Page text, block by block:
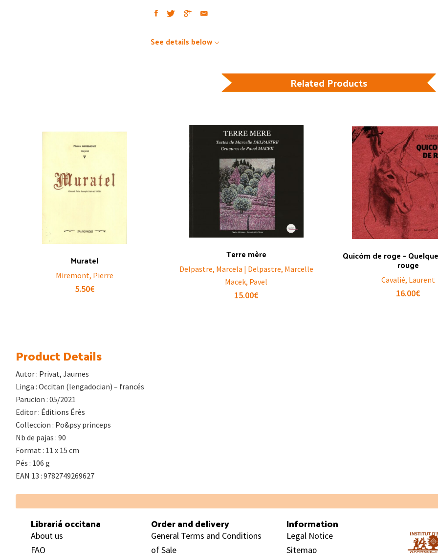
See details below
Related Products
Muratel
Miremont, Pierre
5.50€
Terre mère
Delpastre, Marcela | Delpastre, Marcelle
Macek, Pavel
15.00€
Quicòm de roge –
rouge
Cavalié, Laurent
16.00€
Product Details
Autor : Privat, Jaumes
Linga : Occitan (lengadocian) – francés
Parucion : 05/2021
Editor : Éditions Érès
Colleccion : Po&psy princeps
Nb de pajas : 90
Format : 11 x 15 cm
Pés : 106 g
EAN 13 : 9782749269627
Footer
Librariá occitana
About us
FAQ
Order and delivery
General Terms and Conditions
of Sale
Information
Legal Notice
Sitemap